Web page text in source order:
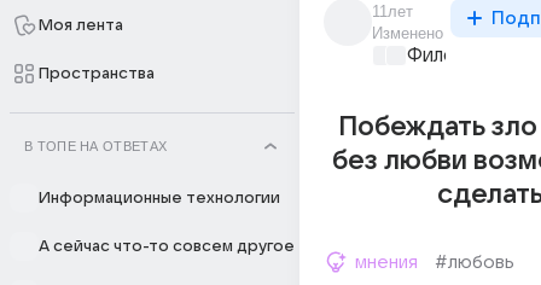
Моя лента
Пространства
В ТОПЕ НА ОТВЕТАХ
Информационные технологии
А сейчас что-то совсем другое
11лет
Изменено
Философский
Побеждать
без любви
мнения #любовь